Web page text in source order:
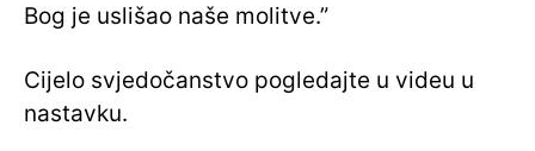
Bog je uslišao naše molitve.”
Cijelo svjedočanstvo pogledajte u videu u
nastavku.